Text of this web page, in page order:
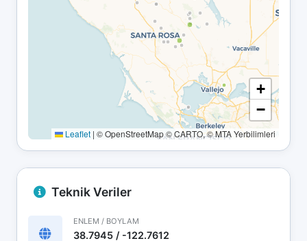
+
−
Leaflet | © OpenStreetMap © CARTO, © MTA Yerbilimleri
Teknik Veriler
ENLEM / BOYLAM
38.7945 / -122.7612